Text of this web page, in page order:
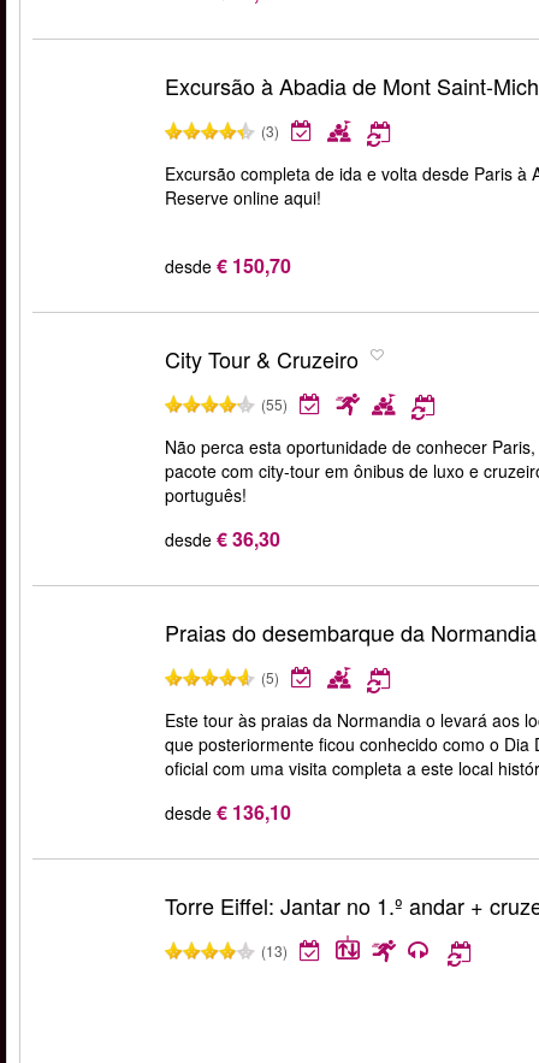
Excursão à Abadia de Mont Saint-
(3)
Excursão completa de ida e volta desde Paris
Reserve online aqui!
desde € 150,70
City Tour & Cruzeiro
(55)
Não perca esta oportunidade de conhecer
pacote com city-tour em ônibus de luxo e
português!
desde € 36,30
Praias do desembarque da Normandia
(5)
Este tour às praias da Normandia o levará aos
que posteriormente ficou conhecido como o
oficial com uma visita completa a este local
desde € 136,10
Torre Eiffel: Jantar no 1.º andar +
(13)